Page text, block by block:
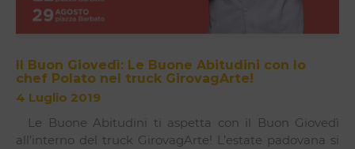
Il Buon Giovedì: Le Buone Abitudini con lo
chef Polato nel truck GirovagArte!
4 Luglio 2019
Le Buone Abitudini ti aspetta con il Buon Giovedì
all’interno del truck GirovagArte! L’estate padovana si